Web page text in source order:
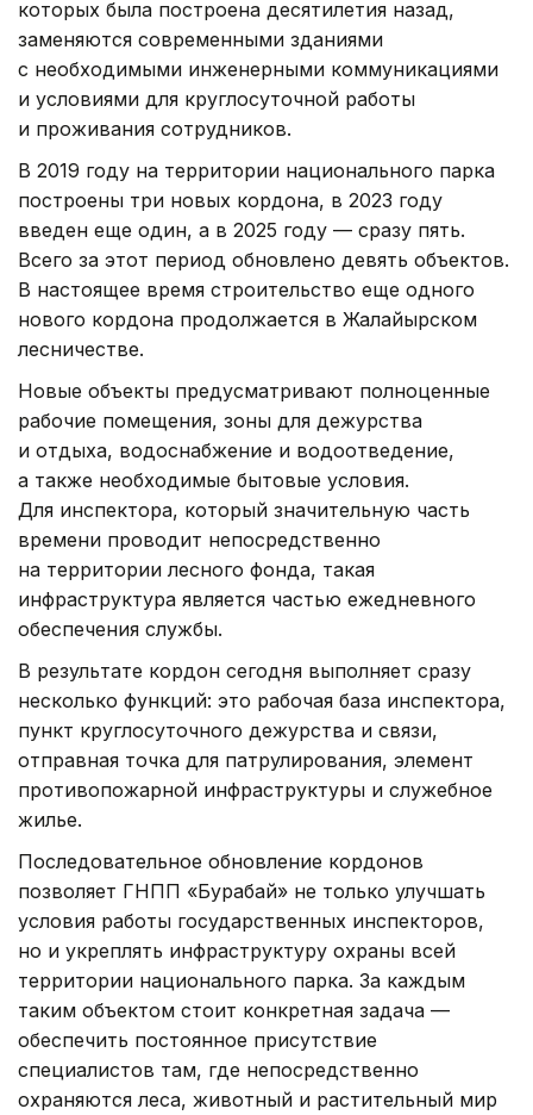
которых была построена десятилетия назад,
заменяются современными зданиями
с необходимыми инженерными коммуникациями
и условиями для круглосуточной работы
и проживания сотрудников.
В 2019 году на территории национального парка
построены три новых кордона, в 2023 году
введен еще один, а в 2025 году — сразу пять.
Всего за этот период обновлено девять объектов.
В настоящее время строительство еще одного
нового кордона продолжается в Жалайырском
лесничестве.
Новые объекты предусматривают полноценные
рабочие помещения, зоны для дежурства
и отдыха, водоснабжение и водоотведение,
а также необходимые бытовые условия.
Для инспектора, который значительную часть
времени проводит непосредственно
на территории лесного фонда, такая
инфраструктура является частью ежедневного
обеспечения службы.
В результате кордон сегодня выполняет сразу
несколько функций: это рабочая база инспектора,
пункт круглосуточного дежурства и связи,
отправная точка для патрулирования, элемент
противопожарной инфраструктуры и служебное
жилье.
Последовательное обновление кордонов
позволяет ГНПП «Бурабай» не только улучшать
условия работы государственных инспекторов,
но и укреплять инфраструктуру охраны всей
территории национального парка. За каждым
таким объектом стоит конкретная задача —
обеспечить постоянное присутствие
специалистов там, где непосредственно
охраняются леса, животный и растительный мир